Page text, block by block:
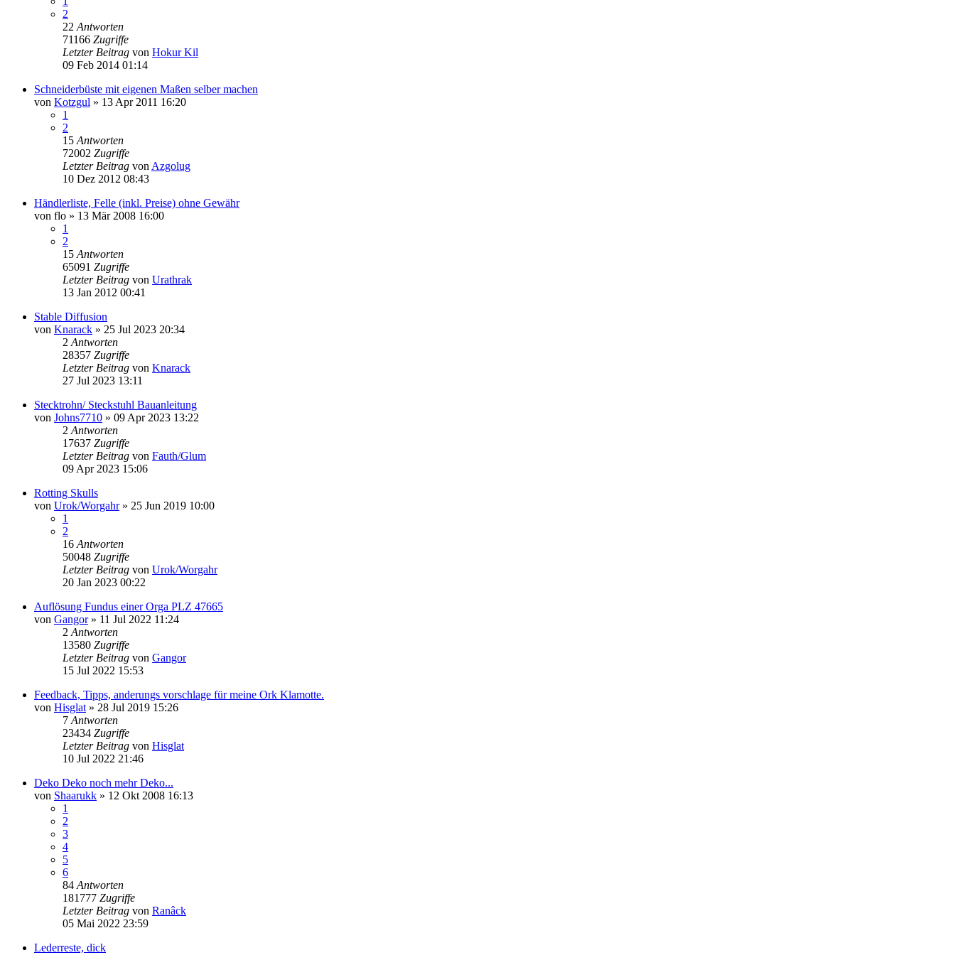
2
22 Antworten
71166 Zugriffe
Letzter Beitrag von Hokur Kil
09 Feb 2014 01:14
Schneiderbüste mit eigenen Maßen selber machen
von Kotzgul » 13 Apr 2011 16:20
1
2
15 Antworten
72002 Zugriffe
Letzter Beitrag von Azgolug
10 Dez 2012 08:43
Händlerliste, Felle (inkl. Preise) ohne Gewähr
von flo » 13 Mär 2008 16:00
1
2
15 Antworten
65091 Zugriffe
Letzter Beitrag von Urathrak
13 Jan 2012 00:41
Stable Diffusion
von Knarack » 25 Jul 2023 20:34
2 Antworten
28357 Zugriffe
Letzter Beitrag von Knarack
27 Jul 2023 13:11
Stecktrohn/ Steckstuhl Bauanleitung
von Johns7710 » 09 Apr 2023 13:22
2 Antworten
17637 Zugriffe
Letzter Beitrag von Fauth/Glum
09 Apr 2023 15:06
Rotting Skulls
von Urok/Worgahr» 25 Jun 2019 10:00
1
2
16 Antworten
50048 Zugriffe
Letzter Beitrag von Urok/Worgahr
20 Jan 2023 00:22
Auflösung Fundus einer Orga PLZ 47665
von Gangor» 11 Jul 2022 11:24
2 Antworten
13580 Zugriffe
Letzter Beitrag von Gangor
15 Jul 2022 15:53
Feedback, Tipps, anderungs vorschlage für meine Ork Klamotte.
von Hisglat » 28 Jul 2019 15:26
7 Antworten
23434 Zugriffe
Letzter Beitrag von Hisglat
10 Jul 2022 21:46
Deko Deko noch mehr Deko...
von Shaarukk » 12 Okt 2008 16:13
1
2
3
4
5
6
84 Antworten
181777 Zugriffe
Letzter Beitrag von Ranâck
05 Mai 2022 23:59
Lederreste, dick